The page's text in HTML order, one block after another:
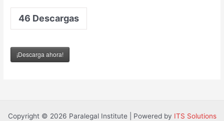
46 Descargas
¡Descarga ahora!
Copyright © 2026 Paralegal Institute | Powered by ITS Solutions